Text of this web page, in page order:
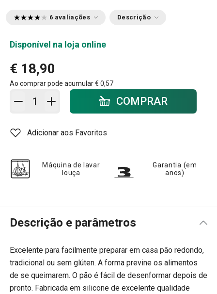
6 avaliações Descrição
Disponível na loja online
€ 18,90
Ao comprar pode acumular€ 0,57
Adicionar ao carrinho - quantidadeCOMPRAR
Adicionar aos Favoritos
Máquina de lavar
louça
Garantia (em
anos)
Descrição e parâmetros
Excelente para facilmente preparar em casa pão redondo,
tradicional ou sem glúten. A forma previne os alimentos
de se queimarem. O pão é fácil de desenformar depois de
pronto. Fabricada em silicone de excelente qualidade